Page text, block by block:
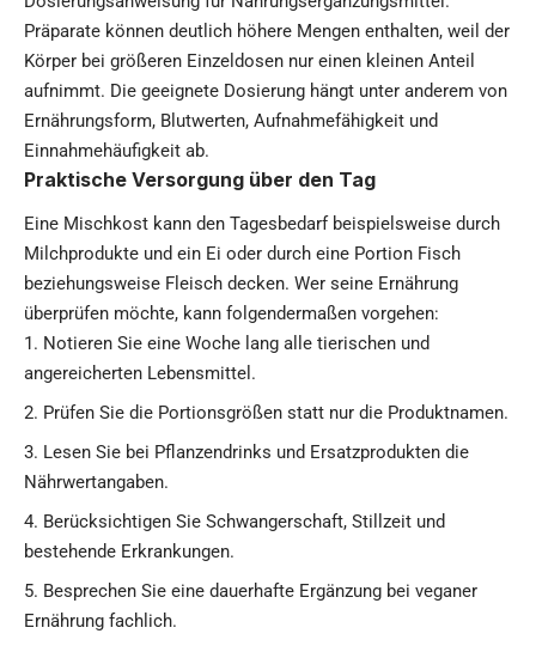
Präparate können deutlich höhere Mengen enthalten, weil der
Körper bei größeren Einzeldosen nur einen kleinen Anteil
aufnimmt. Die geeignete Dosierung hängt unter anderem von
Ernährungsform, Blutwerten, Aufnahmefähigkeit und
Einnahmehäufigkeit ab.
Praktische Versorgung über den Tag
Eine Mischkost kann den Tagesbedarf beispielsweise durch
Milchprodukte und ein Ei oder durch eine Portion Fisch
beziehungsweise Fleisch decken. Wer seine Ernährung
überprüfen möchte, kann folgendermaßen vorgehen:
Notieren Sie eine Woche lang alle tierischen und
angereicherten Lebensmittel.
Prüfen Sie die Portionsgrößen statt nur die Produktnamen.
Lesen Sie bei Pflanzendrinks und Ersatzprodukten die
Nährwertangaben.
Berücksichtigen Sie Schwangerschaft, Stillzeit und
bestehende Erkrankungen.
Besprechen Sie eine dauerhafte Ergänzung bei veganer
Ernährung fachlich.